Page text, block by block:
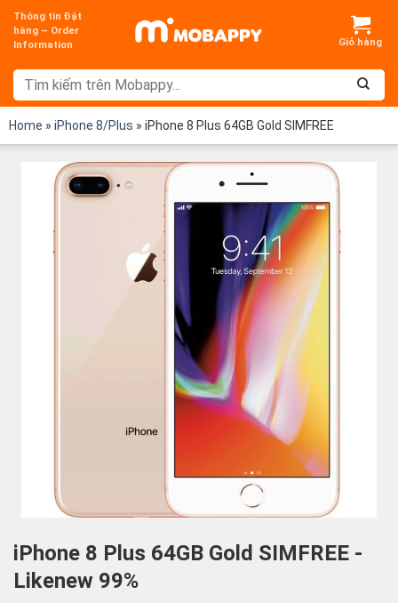
Chuyển
đến
dung
Thông tin Đặt
hàng – Order
Information
Home » iPhone 8/Plus » iPhone 8 Plus 64GB Gold SIMFREE
iPhone 8 Plus 64GB Gold SIMFREE -
Likenew 99%